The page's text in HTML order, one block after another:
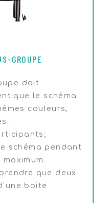
GROUPE
doit
le schéma
couleurs,
schéma pendant
maximum.
que deux
boite